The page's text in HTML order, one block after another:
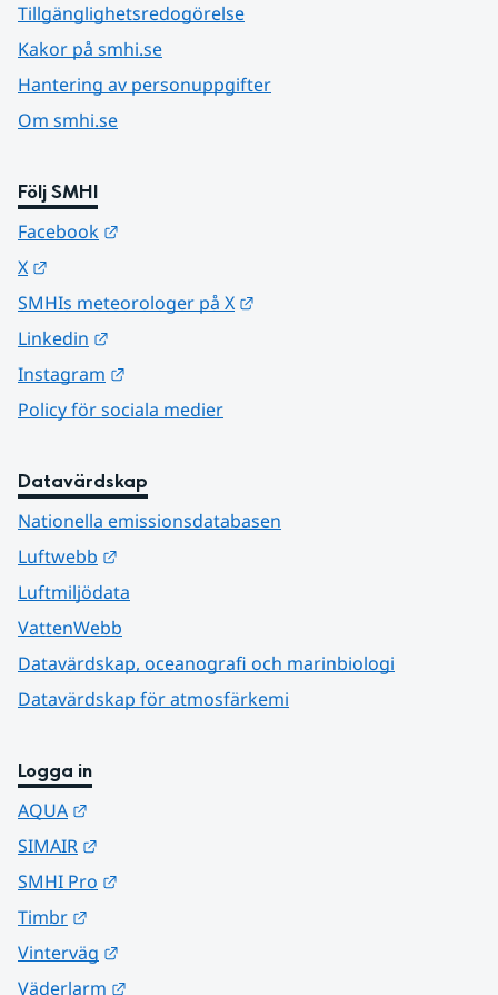
Tillgänglighetsredogörelse
Kakor på smhi.se
Hantering av personuppgifter
Om smhi.se
Följ SMHI
Facebook
X
SMHIs meteorologer på X
Linkedin
Instagram
Policy för sociala medier
Datavärdskap
Nationella emissionsdatabasen
Luftwebb
Luftmiljödata
VattenWebb
Datavärdskap, oceanografi och marinbiologi
Datavärdskap för atmosfärkemi
Logga in
AQUA
SIMAIR
SMHI Pro
Timbr
Vinterväg
Väderlarm